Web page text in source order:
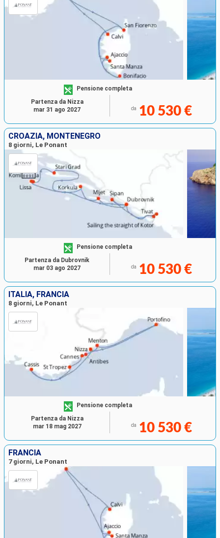
Pensione completa
da 10 530 €
Partenza da Nizza
mar 31 ago 2027
CROAZIA, MONTENEGRO
8 giorni, Le Ponant
Pensione completa
da 10 530 €
Partenza da Dubrovnik
mar 03 ago 2027
ITALIA, FRANCIA
8 giorni, Le Ponant
Pensione completa
da 10 530 €
Partenza da Nizza
mar 18 mag 2027
FRANCIA
7 giorni, Le Ponant